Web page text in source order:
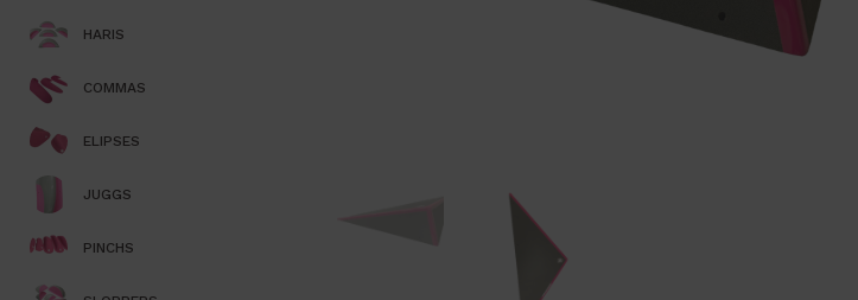
HARIS
COMMAS
ELIPSES
JUGGS
PINCHS